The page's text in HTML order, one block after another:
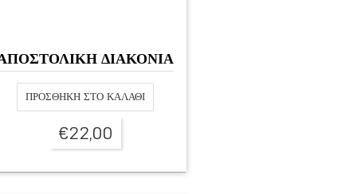
ΔΙΑΚΟΝΙΑ
ΠΡΟΣΘΉΚΗ ΣΤΟ ΚΑΛΆΘΙ
€22,00